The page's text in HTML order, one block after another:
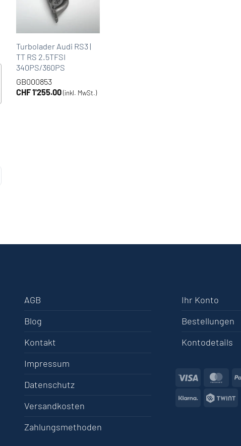
Turbolader Audi RS3 |
TT RS 2.5TFSI
340PS/360PS
GB000853
CHF1'255.00 (inkl. MwSt.)
AGB
Blog
Kontakt
Impressum
Datenschutz
Versandkosten
Zahlungsmethoden
Ihr Konto
Bestellungen
Kontodetails
Visa
Klarna